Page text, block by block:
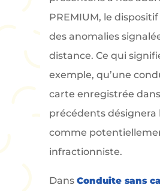
PREMIUM, le
des anomalies
distance. Ce qui
exemple, qu’une
carte enregistrée
précédents désignera
comme
infractionniste.
DansConduite sans